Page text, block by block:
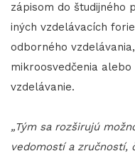
zápisom do študijného
iných vzdelávacích
odborného
mikroosvedčenia
vzdelávanie.
„Tým sa rozširujú
vedomostí a zručností,